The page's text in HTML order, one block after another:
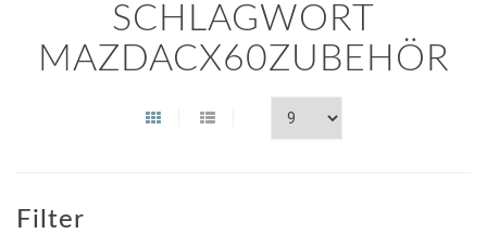
SCHLAGWORT
MAZDACX60ZUBEHÖR
Filter